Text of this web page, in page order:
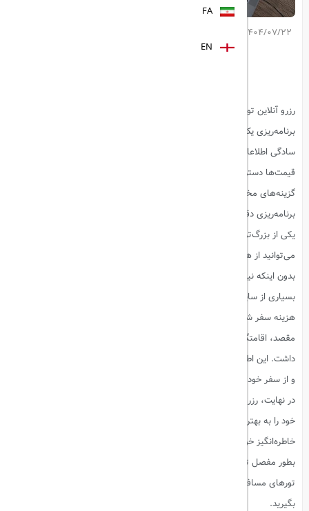
1404/07/22
رزرو آنلاین تورهای مسافرتی یکی از راحت‌ترین و سریع‌ترین راه‌ها برای
برنامه‌ریزی یک سفر هیجان‌انگیز است. با استفاده از اینترنت، شما می‌توانید به
سادگی اطلاعات مختلفی درباره مقصدهای مختلف، برنامه‌های تور، و
قیمت‌ها دسترسی داشته باشید. این روش به شما امکان می‌دهد که با مقایسه
گزینه‌های مختلف، بهترین تور را انتخاب کنید و سفر خود را با دقت و
برنامه‌ریزی دقیق‌تری انجام دهید.
یکی از بزرگ‌ترین مزایای رزرو آنلاین، صرفه‌جویی در زمان و هزینه است. شما
می‌توانید از هر جایی و در هر زمانی، به راحتی تور مورد نظر خود را رزرو کنید،
بدون اینکه نیاز به مراجعه حضوری به دفاتر مسافرتی داشته باشید. همچنین،
بسیاری از سایت‌ها تخفیف‌ها و پیشنهادات ویژه‌ای ارائه می‌دهند که می‌تواند
هزینه سفر شما را کاهش دهد.با رزرو آنلاین، شما به اطلاعات جامعی درباره
مقصد، اقامتگاه‌ها، برنامه‌های تور و نظرات مسافران قبلی دسترسی خواهید
داشت. این اطلاعات به شما کمک می‌کند تا با اطمینان بیشتری تصمیم بگیرید
و از سفر خود لذت بیشتری ببرید.
در نهایت، رزرو آنلاین تورهای مسافرتی به شما این امکان را می‌دهد که سفر
خود را به بهترین شکل ممکن برنامه‌ریزی کنید و از لحظات بی‌نظیر و
خاطره‌انگیز خود بیشترین بهره را ببرید.. اما رزرو آنلاین معایبی هم داره که
بطور مفصل توضیح می دیم. در این مقاله، به شما مزایا و معایب رزرو آنلاین
تورهای مسافرتی رو معرفی می‌کنیم تا بتونید بهترین تصمیم رو برای سفر خود
بگیرید.
FA
EN